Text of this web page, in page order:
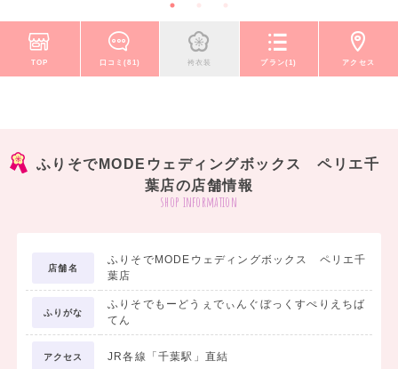
TOP 口コミ(81) 袴衣装 プラン(1) アクセス
ふりそでMODEウェディングボックス ペリエ千
葉店の店舗情報
shop information
店舗名
ふりそでMODEウェディングボックス ペリエ千
葉店
ふりがな
ふりそでもーどうぇでぃんぐぼっくすぺりえちば
てん
アクセス JR各線「千葉駅」直結